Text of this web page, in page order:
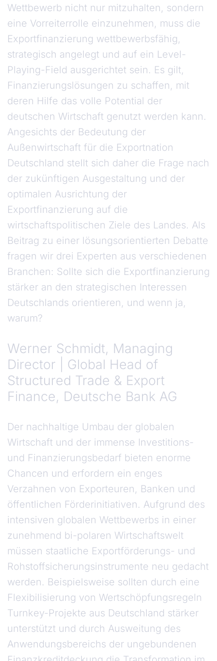
Wettbewerb nicht nur mitzuhalten, sondern
eine Vorreiterrolle einzunehmen, muss die
Exportfinanzierung wettbewerbsfähig,
strategisch angelegt und auf ein Level-
Playing-Field ausgerichtet sein. Es gilt,
Finanzierungslösungen zu schaffen, mit
deren Hilfe das volle Potential der
deutschen Wirtschaft genutzt werden kann.
Angesichts der Bedeutung der
Außenwirtschaft für die Exportnation
Deutschland stellt sich daher die Frage nach
der zukünftigen Ausgestaltung und der
optimalen Ausrichtung der
Exportfinanzierung auf die
wirtschaftspolitischen Ziele des Landes. Als
Beitrag zu einer lösungsorientierten Debatte
fragen wir drei Experten aus verschiedenen
Branchen: Sollte sich die Exportfinanzierung
stärker an den strategischen Interessen
Deutschlands orientieren, und wenn ja,
warum?
Werner Schmidt, Managing
Director | Global Head of
Structured Trade & Export
Finance, Deutsche Bank AG
Der nachhaltige Umbau der globalen
Wirtschaft und der immense Investitions-
und Finanzierungsbedarf bieten enorme
Chancen und erfordern ein enges
Verzahnen von Exporteuren, Banken und
öffentlichen Förderinitiativen. Aufgrund des
intensiven globalen Wettbewerbs in einer
zunehmend bi-polaren Wirtschaftswelt
müssen staatliche Exportförderungs- und
Rohstoffsicherungsinstrumente neu gedacht
werden. Beispielsweise sollten durch eine
Flexibilisierung von Wertschöpfungsregeln
Turnkey-Projekte aus Deutschland stärker
unterstützt und durch Ausweitung des
Anwendungsbereichs der ungebundenen